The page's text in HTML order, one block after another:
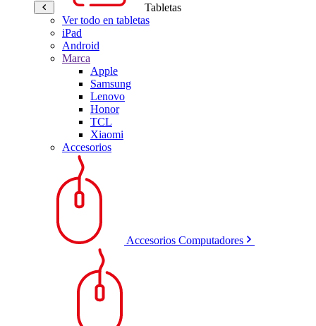
Tabletas
Ver todo en tabletas
iPad
Android
Marca
Apple
Samsung
Lenovo
Honor
TCL
Xiaomi
Accesorios
Accesorios Computadores